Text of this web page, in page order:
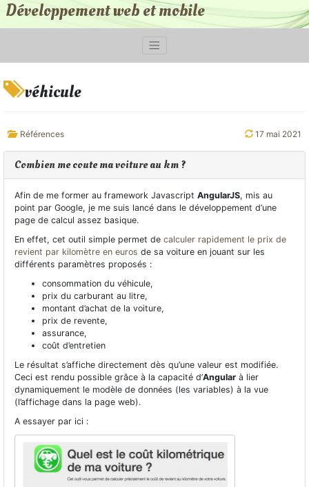
Développement web et mobile
véhicule
Références 17 mai 2021
Combien me coute ma voiture au km ?
Afin de me former au framework Javascript AngularJS, mis au
point par Google, je me suis lancé dans le développement d’une
page de calcul assez basique.
En effet, cet outil simple permet de calculer rapidement le prix de
revient par kilomètre en euros de sa voiture en jouant sur les
différents paramètres proposés :
consommation du véhicule,
prix du carburant au litre,
montant d’achat de la voiture,
prix de revente,
assurance,
coût d’entretien
Le résultat s’affiche directement dès qu’une valeur est modifiée.
Ceci est rendu possible grâce à la capacité d’Angular à lier
dynamiquement le modèle de données (les variables) à la vue
(l’affichage dans la page web).
A essayer par ici :